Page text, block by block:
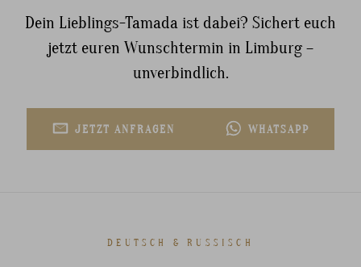
Dein Lieblings-Tamada ist dabei? Sichert euch
jetzt euren Wunschtermin in Limburg –
unverbindlich.
JETZT ANFRAGEN WHATSAPP
DEUTSCH & RUSSISCH